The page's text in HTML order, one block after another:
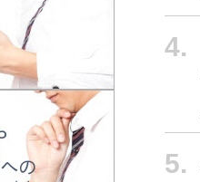
4.
5.